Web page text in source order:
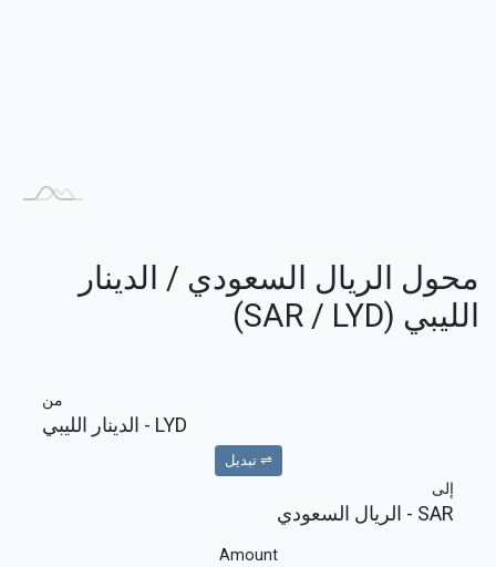
محول الريال السعودي / الدينار
الليبي (SAR / LYD)
من
LYD - الدينار الليبي
⇌ تبديل
إلى
SAR - الريال السعودي
Amount